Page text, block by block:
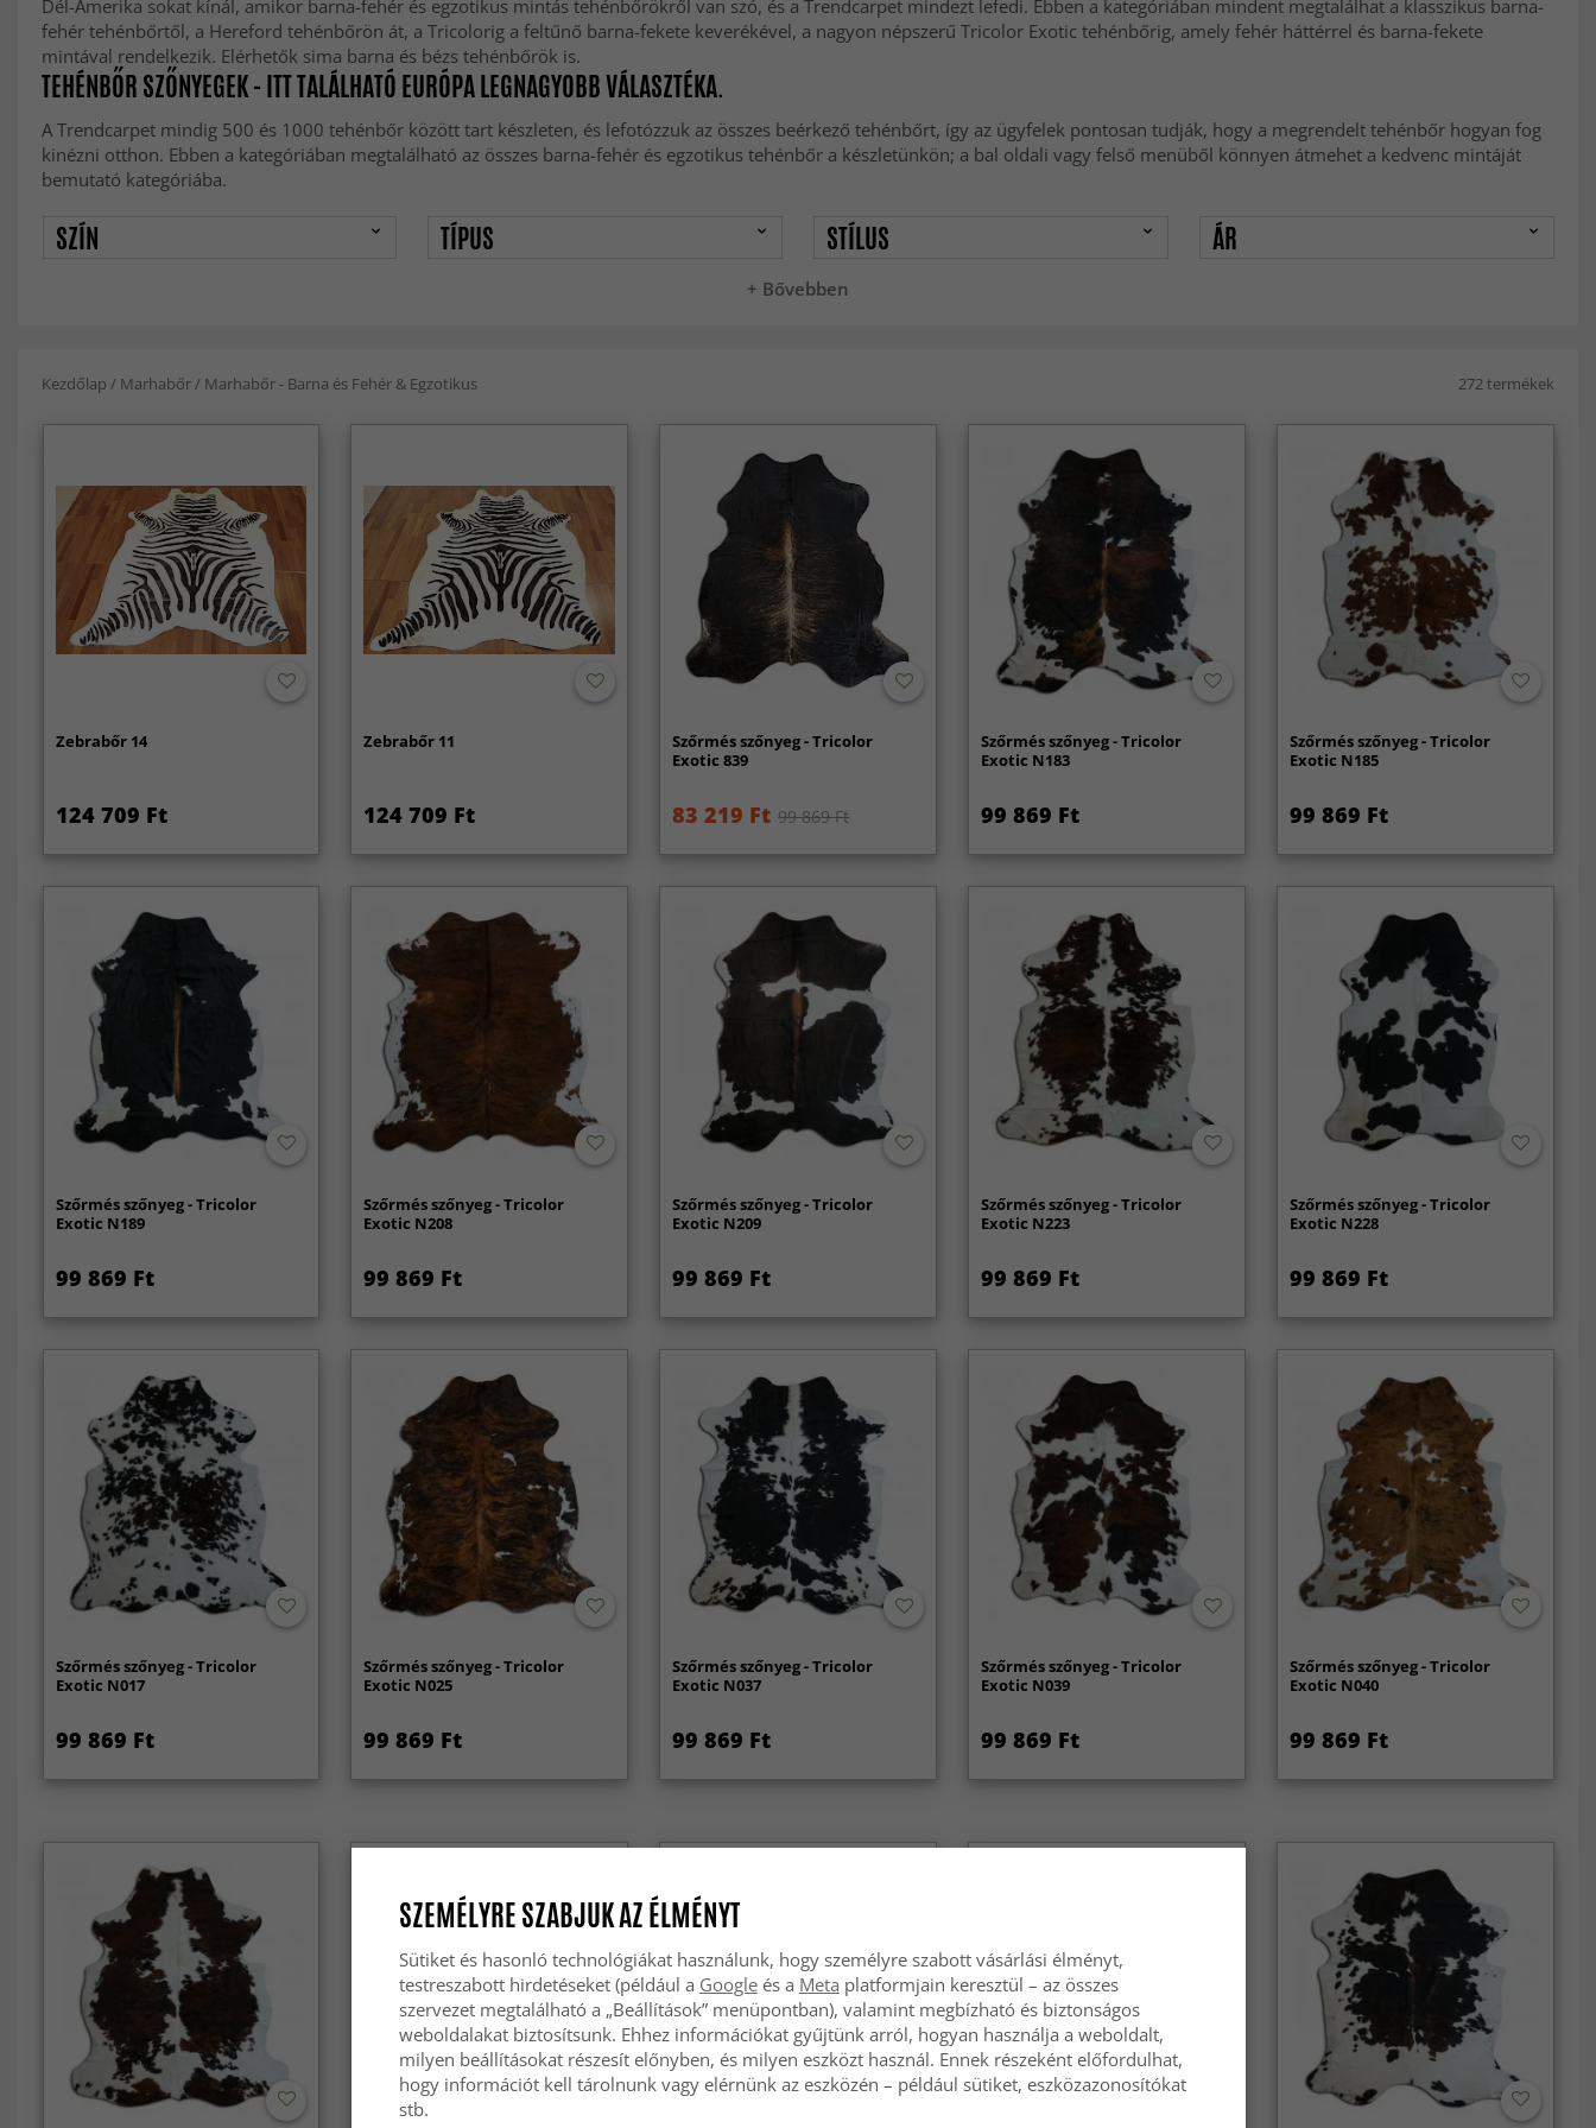
Dél-Amerika sokat kínál, amikor barna-fehér és egzotikus mintás tehénbőrökről van szó, és a Trendcarpet mindezt lefedi. Ebben a kategóriában mindent megtalálhat a klasszikus barna-
fehér tehénbőrtől, a Hereford tehénbőrön át, a Tricolorig a feltűnő barna-fekete keverékével, a nagyon népszerű Tricolor Exotic tehénbőrig, amely fehér háttérrel és barna-fekete
mintával rendelkezik. Elérhetők sima barna és bézs tehénbőrök is.
TEHÉNBŐR SZŐNYEGEK - ITT TALÁLHATÓ EURÓPA LEGNAGYOBB VÁLASZTÉKA.
A Trendcarpet mindig 500 és 1000 tehénbőr között tart készleten, és lefotózzuk az összes beérkező tehénbőrt, így az ügyfelek pontosan tudják, hogy a megrendelt tehénbőr hogyan fog
kinézni otthon. Ebben a kategóriában megtalálható az összes barna-fehér és egzotikus tehénbőr a készletünkön; a bal oldali vagy felső menüből könnyen átmehet a kedvenc mintáját
bemutató kategóriába.
+ Bővebben
SZÍN TÍPUS STÍLUS ÁR
Kezdőlap / Marhabőr/ Marhabőr - Barna és Fehér & Egzotikus 272 termékek
Zebrabőr 14
124 709 Ft
Zebrabőr 11
124 709 Ft
Szőrmés szőnyeg - Tricolor
Exotic 839
83 219 Ft 99 869 Ft
Szőrmés szőnyeg - Tricolor
Exotic N183
99 869 Ft
Szőrmés szőnyeg - Tricolor
Exotic N185
99 869 Ft
Szőrmés szőnyeg - Tricolor
Exotic N189
99 869 Ft
Szőrmés szőnyeg - Tricolor
Exotic N208
99 869 Ft
Szőrmés szőnyeg - Tricolor
Exotic N209
99 869 Ft
Szőrmés szőnyeg - Tricolor
Exotic N223
99 869 Ft
Szőrmés szőnyeg - Tricolor
Exotic N228
99 869 Ft
Szőrmés szőnyeg - Tricolor
Exotic N017
99 869 Ft
Szőrmés szőnyeg - Tricolor
Exotic N025
99 869 Ft
Szőrmés szőnyeg - Tricolor
Exotic N037
99 869 Ft
Szőrmés szőnyeg - Tricolor
Exotic N039
99 869 Ft
Szőrmés szőnyeg - Tricolor
Exotic N040
99 869 Ft
SZEMÉLYRE SZABJUK AZ ÉLMÉNYT
Sütiket és hasonló technológiákat használunk, hogy személyre szabott vásárlási élményt,
testreszabott hirdetéseket (például a Googleés a Meta platformjain keresztül – az összes
szervezet megtalálható a „Beállítások” menüpontban), valamint megbízható és biztonságos
weboldalakat biztosítsunk. Ehhez információkat gyűjtünk arról, hogyan használja a weboldalt,
milyen beállításokat részesít előnyben, és milyen eszközt használ. Ennek részeként előfordulhat,
hogy információt kell tárolnunk vagy elérnünk az eszközén – például sütiket, eszközazonosítókat
stb.